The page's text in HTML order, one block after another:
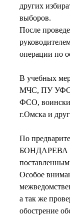
других
выборов.
После
операции по
В учебных
МЧС, ПУ УФСБ,
ФСО,
г.Омска и
По
БОНДАРЕВА
Особое
а так же
обострение